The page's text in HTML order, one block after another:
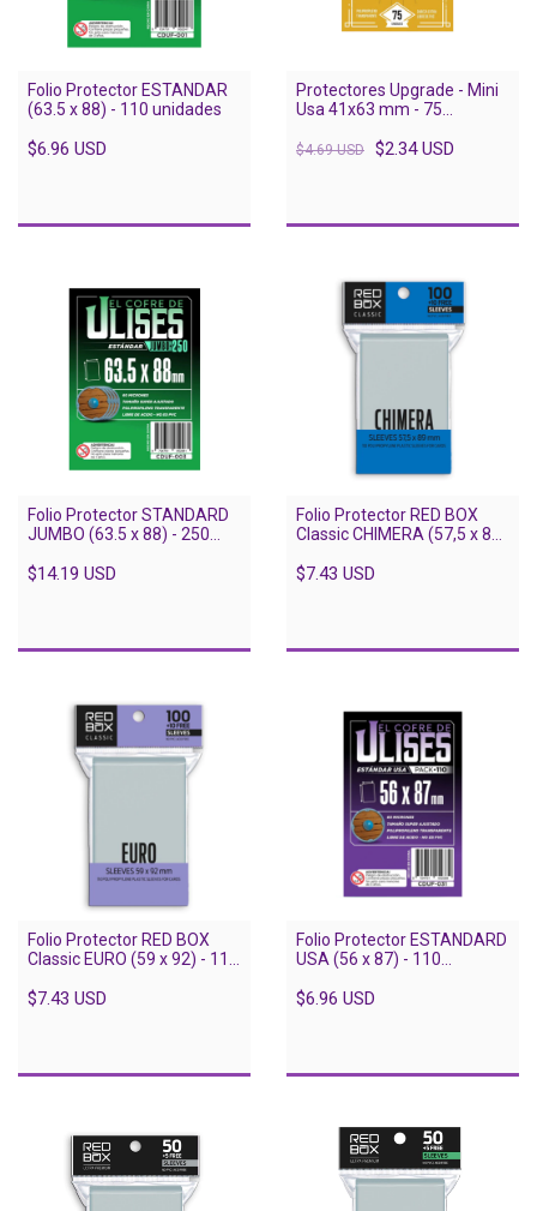
Folio Protector ESTANDAR
(63.5 x 88) - 110 unidades
$6.96 USD
Protectores Upgrade - Mini
Usa 41x63 mm - 75
$4.69 USD $2.34 USD
Folio Protector STANDARD
JUMBO (63.5 x 88) - 250
$14.19 USD
Folio Protector RED BOX
Classic CHIMERA (57,5 x 89)
$7.43 USD
Folio Protector RED BOX
Classic EURO (59 x 92) - 110
$7.43 USD
Folio Protector ESTANDARD
USA (56 x 87) - 110
$6.96 USD